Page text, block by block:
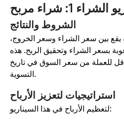
1: شراء مربح
الشروط والنتائج
بين سعر الشراء وسعر الخروج،
الشراء وتحقيق الربح. هذه
للعملة من سعر السوق في تاريخ
استراتيجيات لتعزيز الأرباح